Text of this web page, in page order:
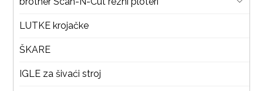
LUTKE krojačke
ŠKARE
IGLE za šivaći stroj